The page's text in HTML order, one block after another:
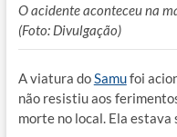
O acidente aconteceu na
(Foto: Divulgação)
A viatura doSamufoi
não resistiu aos
morte no local. Ela estava